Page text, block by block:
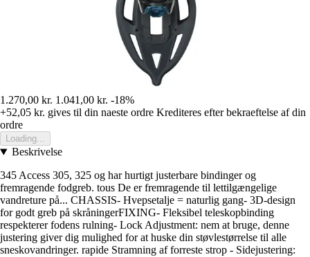
1.270,00 kr. 1.041,00 kr. -18%
+52,05 kr. gives til din naeste ordre Krediteres efter bekraeftelse af din
ordre
Loading...
Beskrivelse
345 Access 305, 325 og har hurtigt justerbare bindinger og
fremragende fodgreb. tous De er fremragende til lettilgængelige
vandreture på... CHASSIS- Hvepsetalje = naturlig gang- 3D-design
for godt greb på skråningerFIXING- Fleksibel teleskopbinding
respekterer fodens rulning- Lock Adjustment: nem at bruge, denne
justering giver dig mulighed for at huske din støvlestørrelse til alle
sneskovandringer. rapide Stramning af forreste strop - Sidejustering: